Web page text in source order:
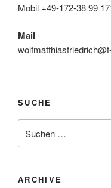
Mobil +49-172-38 99
Mail
SUCHE
nach:
ARCHIVE